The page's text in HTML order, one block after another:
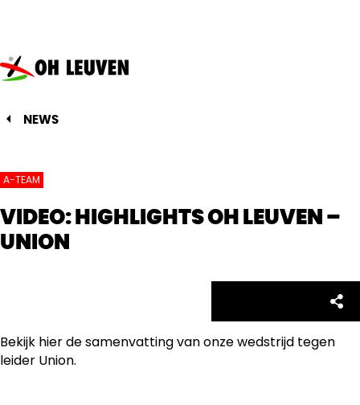
Oud-
Heverlee
Leuven
NEWS
A-TEAM
VIDEO: HIGHLIGHTS OH LEUVEN –
UNION
Bekijk hier de samenvatting van onze wedstrijd tegen
leider Union.